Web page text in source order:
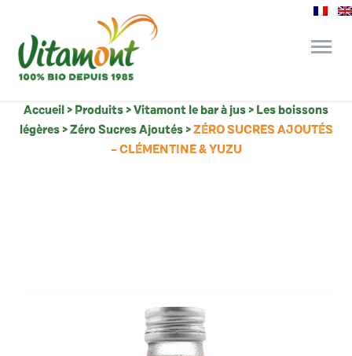
des engagements
Accueil > Produits >Vitamont le bar à jus > Les boissons
légères>Zéro Sucres Ajoutés>ZÉRO SUCRES AJOUTÉS
– CLÉMENTINE & YUZU